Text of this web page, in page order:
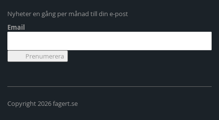
Nyheter en gång per månad till din e-post
Email
Copyright 2026 fagert.se